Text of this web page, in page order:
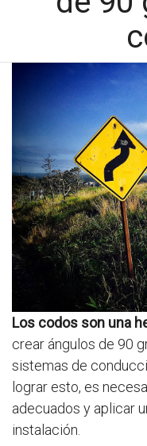
Los codos son una
crear ángulos de 90
sistemas de
lograr esto, es
adecuados y aplicar
instalación.